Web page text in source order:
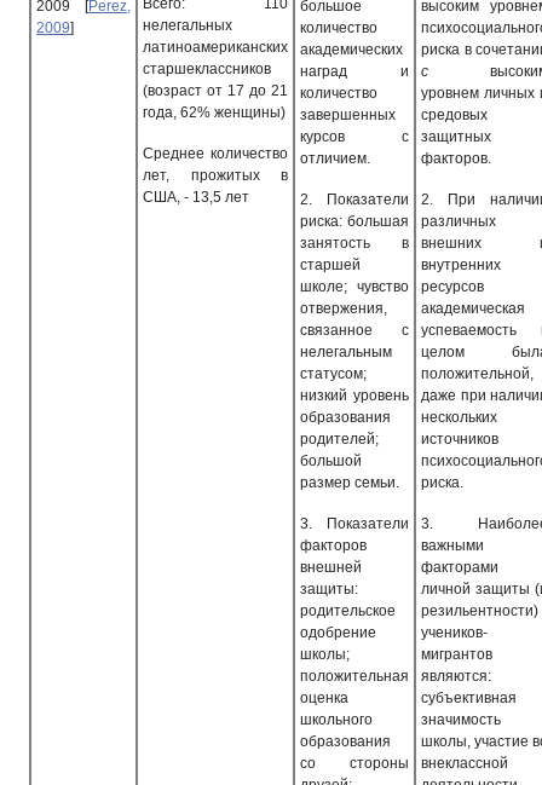
2009 [Perez,
2009]
Всего: 110
нелегальных
латиноамериканских
старшеклассников
(возраст от 17 до 21
года, 62% женщины)
Среднее количество
лет, прожитых в
США, - 13,5 лет
большое
количество
академических
наград и
количество
завершенных
курсов с
отличием.
2.
Показатели
риска: большая
занятость в
старшей
школе; чувство
отвержения,
связанное с
нелегальным
статусом;
низкий уровень
образования
родителей;
большой
размер семьи.
3.
Показатели
факторов
внешней
защиты:
родительское
одобрение
школы;
положительная
оценка
школьного
образования
со стороны
высоким
риска в
с
уровнем личных
средовых
защитных
факторов.
2.
При
различных
внешних
внутренних
ресурсов
академическая
успеваемость
целом
положительной,
даже при
нескольких
источников
риска.
3.
важными
факторами
личной защиты
рези­льентности)
учеников-
мигрантов
являются:
субъективная
значимость
школы, участие
внеклассной